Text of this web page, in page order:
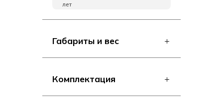
лет
Габариты и вес
Комплектация